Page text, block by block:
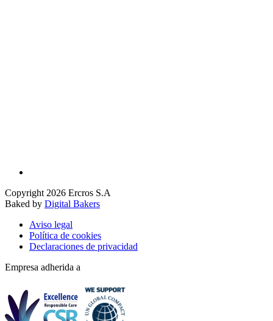
Copyright 2026 Ercros S.A
Baked by Digital Bakers
Aviso legal
Política de cookies
Declaraciones de privacidad
Empresa adherida a